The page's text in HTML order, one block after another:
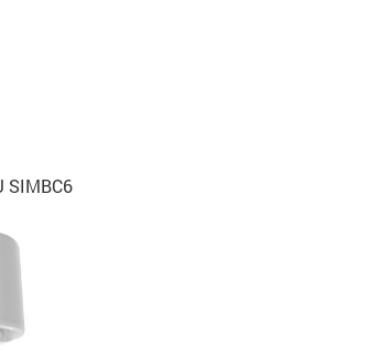
SIMBC6